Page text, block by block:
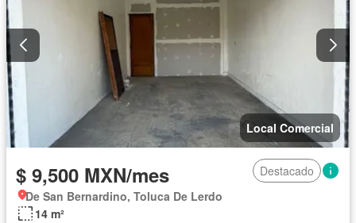
Local Comercial
$ 9,500 MXN/mes
Destacado
De San Bernardino, Toluca De Lerdo
14 m²